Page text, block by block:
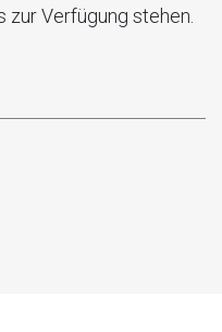
Verfügung stehen.